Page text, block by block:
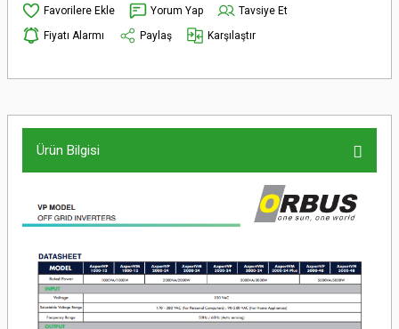
Yorum Yap
Tavsiye Et
Fiyatı Alarmı
Paylaş Karşılaştır
Ürün Bilgisi